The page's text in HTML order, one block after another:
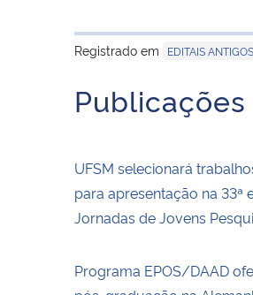
Registrado em
EDITAIS ANTIGOS
UFSM selecionará
para apresentação na 33ª
Jornadas de Jovens
Programa EPOS/DAAD